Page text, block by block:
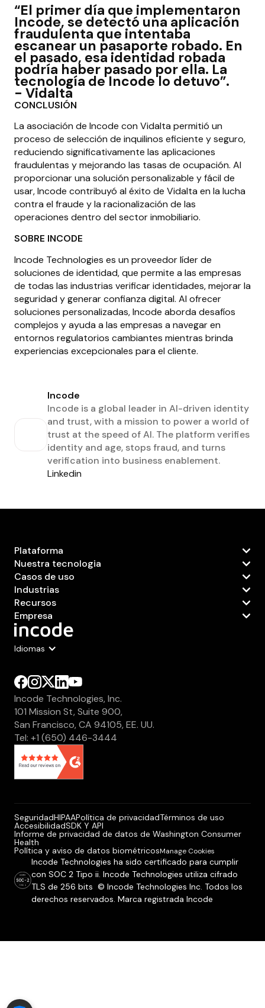
“El primer día que implementaron
Incode, se detectó una aplicación
fraudulenta que intentaba
escanear un pasaporte robado. En
el pasado, esa identidad robada
podría haber pasado por ella. La
tecnología de Incode lo detuvo”.
- Vidalta
CONCLUSIÓN
La asociación de Incode con Vidalta permitió un
proceso de selección de inquilinos eficiente y seguro,
reduciendo significativamente las aplicaciones
fraudulentas y mejorando las tasas de ocupación. Al
proporcionar una solución personalizable y fácil de
usar, Incode contribuyó al éxito de Vidalta en la lucha
contra el fraude y la racionalización de las
operaciones dentro del sector inmobiliario.
SOBRE INCODE
Incode Technologies es un proveedor líder de
soluciones de identidad, que permite a las empresas
de todas las industrias verificar identidades, mejorar la
seguridad y generar confianza digital. Al ofrecer
soluciones personalizadas, Incode aborda desafíos
complejos y ayuda a las empresas a navegar en
entornos regulatorios cambiantes mientras brinda
experiencias excepcionales para el cliente.
Incode
Incode is a global leader in AI-driven identity
and trust, with a mission to power a world of
trust at the speed of AI. The platform verifies
identity and age, stops fraud, and turns
verification into business enablement.
Linkedin
Idiomas
Incode Technologies, Inc.
101 Mission St, Suite 900,
San Francisco, CA 94105, EE. UU.
Tel: +1 (650) 446-3444
Plataforma
Nuestra tecnologia
Casos de uso
Industrias
Recursos
Empresa
SeguridadHIPAAPolítica de privacidadTérminos de uso
AccesibilidadSDK Y API
Informe de privacidad de datos de Washington Consumer
Health
Política y aviso de datos biométricosManage Cookies
Incode Technologies ha sido certificado para cumplir
con SOC 2 Tipo ii. Incode Technologies utiliza cifrado
TLS de 256 bits © Incode Technologies Inc. Todos los
derechos reservados. Marca registrada Incode